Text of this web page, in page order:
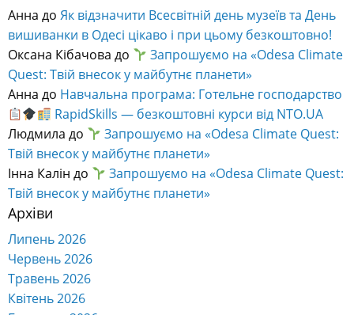
Анна до Як відзначити Всесвітній день музеїв та День
вишиванки в Одесі цікаво і при цьому безкоштовно!
Оксана Кібачова до
Запрошуємо на «Odesa Climate
Quest: Твій внесок у майбутнє планети»
Анна до Навчальна програма: Готельне господарство
RapidSkills — безкоштовні курси від NTO.UA
Людмила до
Запрошуємо на «Odesa Climate Quest:
Твій внесок у майбутнє планети»
Інна Калін до
Запрошуємо на «Odesa Climate Quest:
Твій внесок у майбутнє планети»
Архіви
Липень 2026
Червень 2026
Травень 2026
Квітень 2026